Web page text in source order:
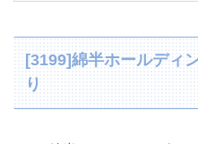
[3199]綿半ホールディ
り